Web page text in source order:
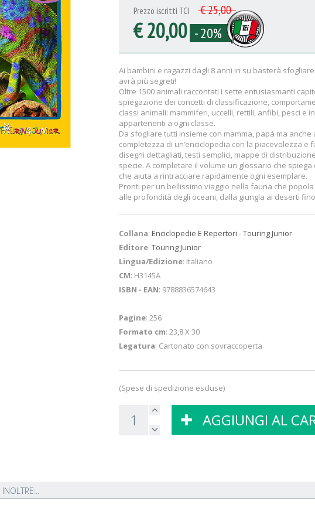
Prezzo iscritti TCI € 25,00
€ 20,00 - 20%
Ai bambini e ragazzi dagli 8 anni in su basterà
avrà più segreti!
Oltre 1500 animali raccontati i sette entusiasmanti
spiegazione dei concetti di classificazione,
classi animali: mammiferi, uccelli, rettili, anfibi, pesci e
appartenenti a ogni classe.
Da sfogliare tutti insieme con mamma, papà ma
completezza di un’enciclopedia con la piacevolezza
disegni dettagliati, testi semplici, mappe di
specie. A completare il volume un glossario che
che aiuta a rintracciare rapidamente ogni esemplare.
Pronti per un bellissimo viaggio nella fauna che
alle profondità degli oceani, dalla giungla ai deserti
Collana: Enciclopedie E Repertori - Touring Junior
Editore: Touring Junior
Lingua/Edizione: Italiano
CM: H3145A
ISBN - EAN: 9788836574643
Pagine: 256
Formato cm: 23,8 X 30
Legatura: Cartonato con sovraccoperta
(Spese di spedizione escluse)
AGGIUNGI AL